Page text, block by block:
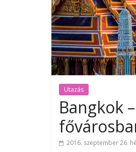
Utazás
Bangkok
2016. szeptember 26.